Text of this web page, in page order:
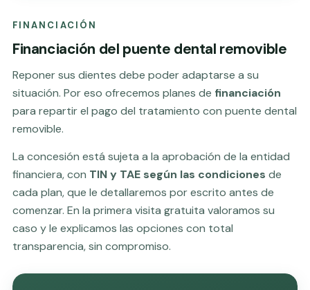
FINANCIACIÓN
Financiación del puente dental removible
Reponer sus dientes debe poder adaptarse a su
situación. Por eso ofrecemos planes de financiación
para repartir el pago del tratamiento con puente dental
removible.
La concesión está sujeta a la aprobación de la entidad
financiera, con TIN y TAE según las condiciones de
cada plan, que le detallaremos por escrito antes de
comenzar. En la primera visita gratuita valoramos su
caso y le explicamos las opciones con total
transparencia, sin compromiso.